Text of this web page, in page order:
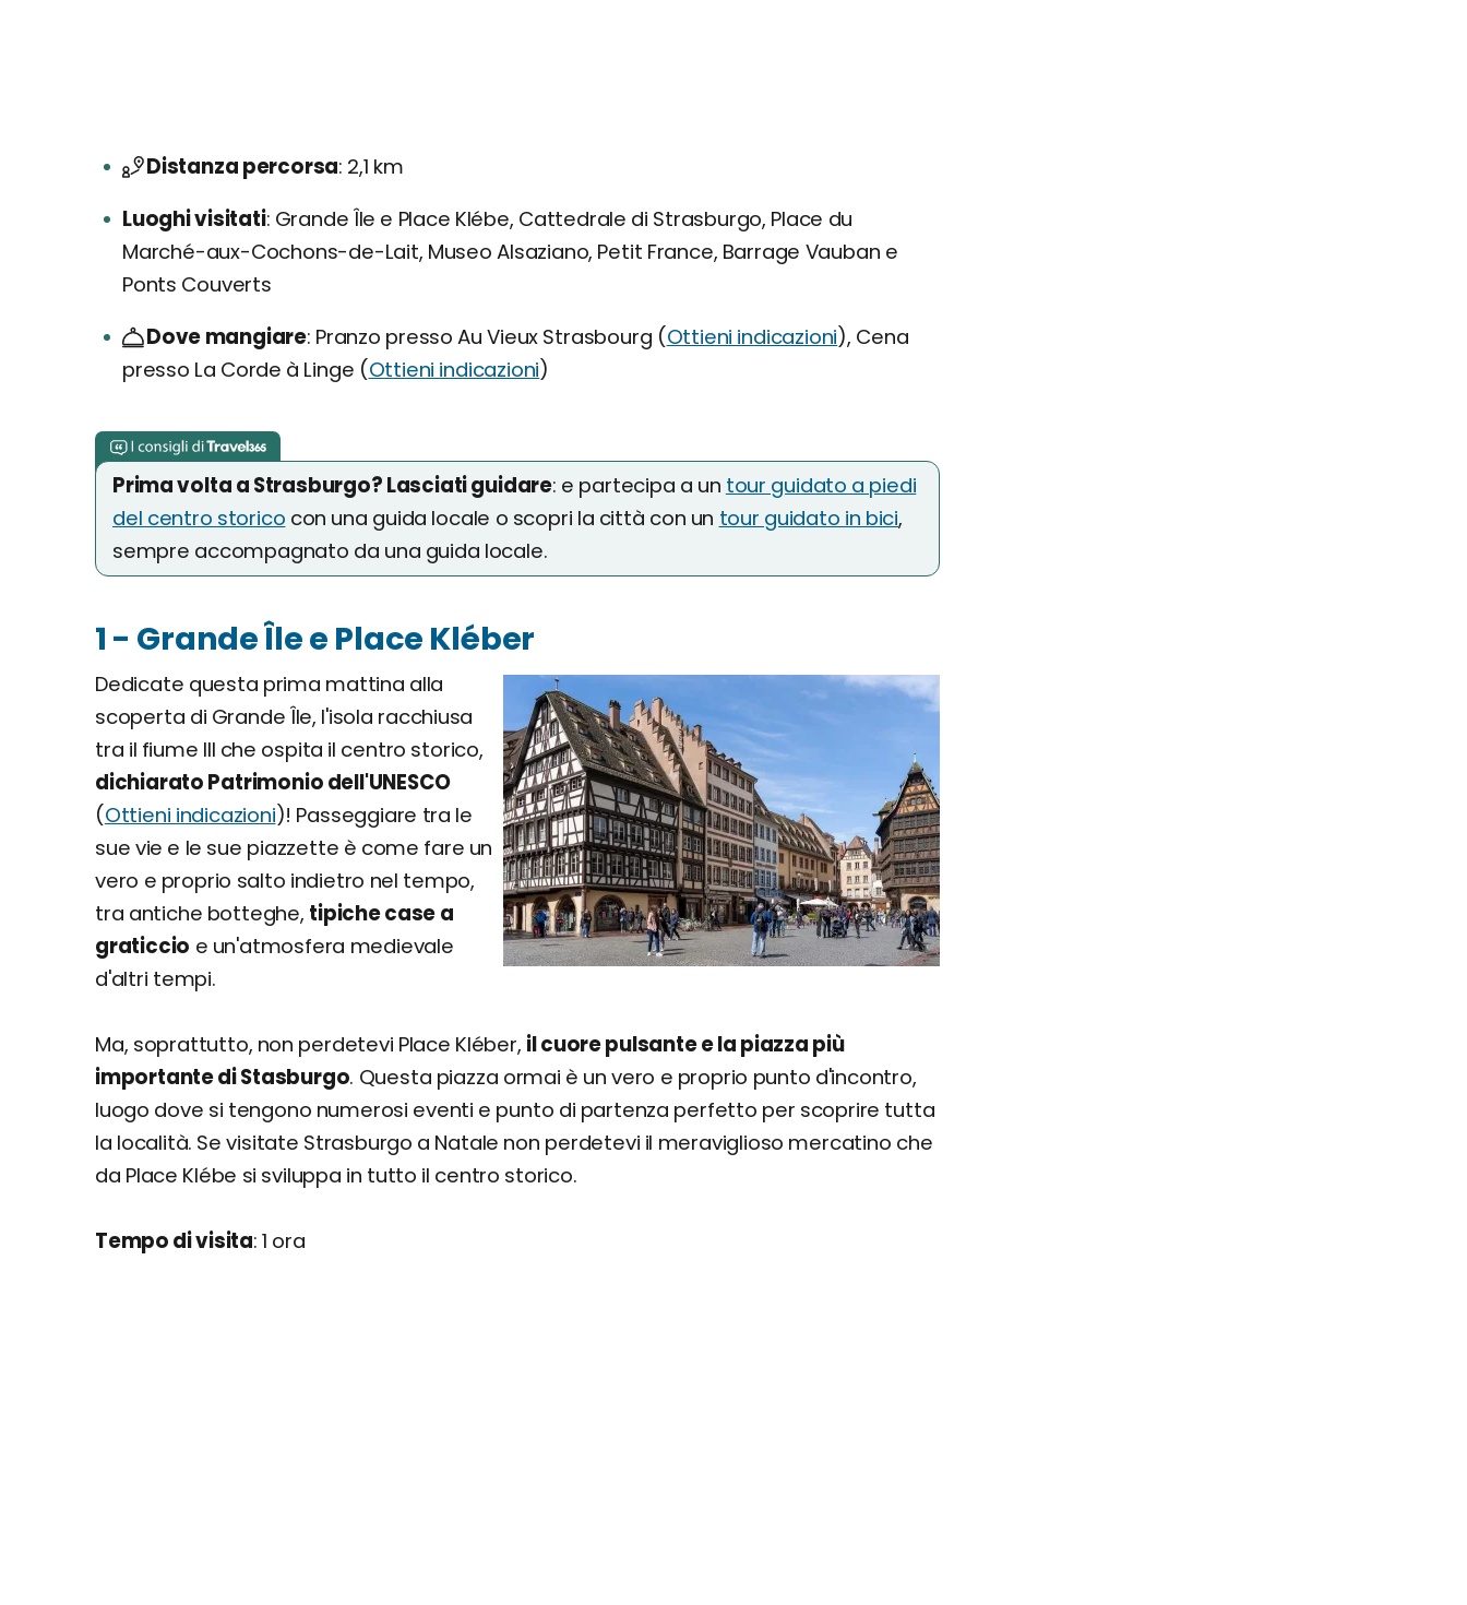
Distanza percorsa 2,1 km
Luoghi visitati Grande Île e Place Klébe, Cattedrale di Strasburgo, Place du
Marché-aux-Cochons-de-Lait, Museo Alsaziano, Petit France, Barrage Vauban e
Ponts Couverts
Dove mangiare Pranzo presso Au Vieux Strasbourg (Ottieni indicazioni), Cena
presso La Corde à Linge (Ottieni indicazioni)
Prima volta a Strasburgo? Lasciati guidare: e partecipa a un tour guidato a piedi
del centro storico con una guida locale o scopri la città con un tour guidato in bici,
sempre accompagnato da una guida locale.
1 - Grande Île e Place Kléber
Dedicate questa prima mattina alla
scoperta di Grande Île, l'isola racchiusa
tra il fiume III che ospita il centro storico,
dichiarato Patrimonio dell'UNESCO
(Ottieni indicazioni)! Passeggiare tra le
sue vie e le sue piazzette è come fare un
vero e proprio salto indietro nel tempo,
tra antiche botteghe, tipiche case a
graticcio e un'atmosfera medievale
d'altri tempi.
Ma, soprattutto, non perdetevi Place Kléber, il cuore pulsante e la piazza più
importante di Stasburgo. Questa piazza ormai è un vero e proprio punto d'incontro,
luogo dove si tengono numerosi eventi e punto di partenza perfetto per scoprire tutta
la località. Se visitate Strasburgo a Natale non perdetevi il meraviglioso mercatino che
da Place Klébe si sviluppa in tutto il centro storico.
Tempo di visita: 1 ora